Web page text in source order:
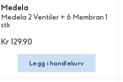
Medela
Medela 2 Ventiler + 6 Membran 1
stk
Kr 129,90
Legg i handlekurv